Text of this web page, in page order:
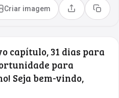
Criar imagem Compartilhar
Copiar
capítulo, 31 dias para
para
Seja bem-vindo,